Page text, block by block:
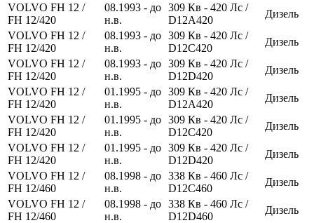
VOLVO FH 12 /
FH 12/420
08.1993 - до
н.в.
309 Кв - 420 Лс /
D12A420
Дизель
VOLVO FH 12 /
FH 12/420
08.1993 - до
н.в.
309 Кв - 420 Лс /
D12C420
Дизель
VOLVO FH 12 /
FH 12/420
08.1993 - до
н.в.
309 Кв - 420 Лс /
D12D420
Дизель
VOLVO FH 12 /
FH 12/420
01.1995 - до
н.в.
309 Кв - 420 Лс /
D12A420
Дизель
VOLVO FH 12 /
FH 12/420
01.1995 - до
н.в.
309 Кв - 420 Лс /
D12C420
Дизель
VOLVO FH 12 /
FH 12/420
01.1995 - до
н.в.
309 Кв - 420 Лс /
D12D420
Дизель
VOLVO FH 12 /
FH 12/460
08.1998 - до
н.в.
338 Кв - 460 Лс /
D12C460
Дизель
VOLVO FH 12 /
FH 12/460
08.1998 - до
н.в.
338 Кв - 460 Лс /
D12D460
Дизель